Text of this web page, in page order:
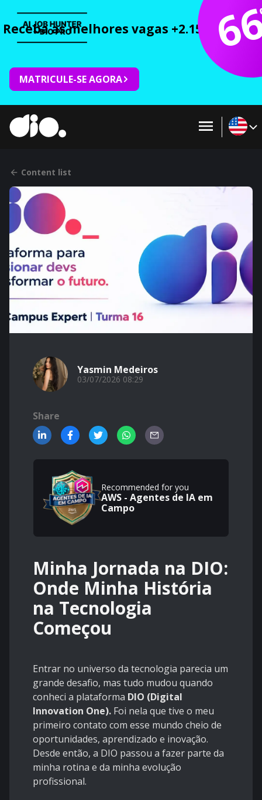
Receba as melhores vagas +2.150 cursos
MATRICULE-SE AGORA
Content list
Yasmin Medeiros
03/07/2026 08:29
Share
Recommended for you
AWS - Agentes de IA em
Campo
Minha Jornada na DIO:
Onde Minha História
na Tecnologia
Começou
Entrar no universo da tecnologia parecia um
grande desafio, mas tudo mudou quando
conheci a plataforma DIO (Digital
Innovation One). Foi nela que tive o meu
primeiro contato com esse mundo cheio de
oportunidades, aprendizado e inovação.
Desde então, a DIO passou a fazer parte da
minha rotina e da minha evolução
profissional.